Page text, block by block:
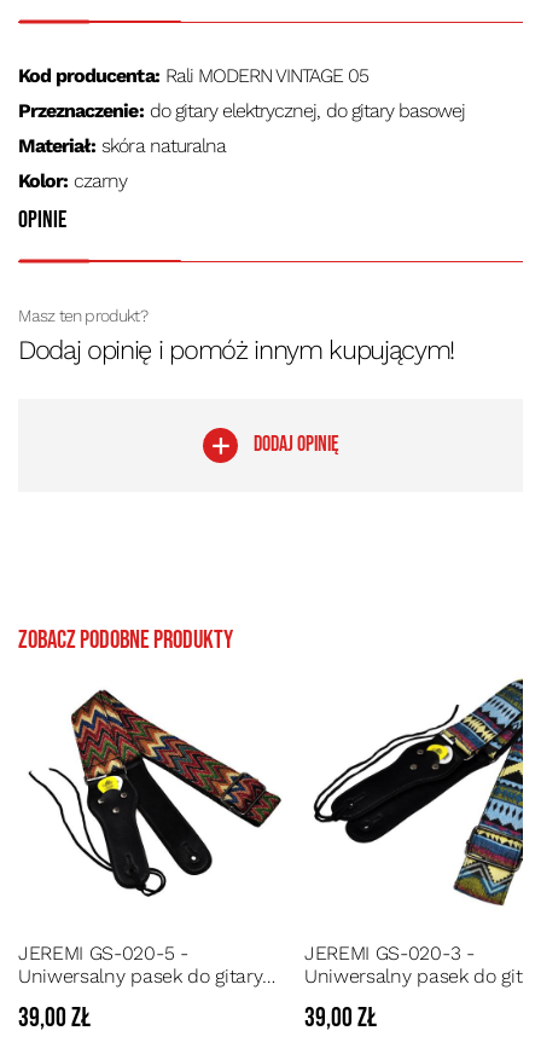
Opinie
Masz ten produkt?
Dodaj opinię i pomóż innym kupującym!
DODAJ OPINIĘ
Kod producenta: Rali MODERN VINTAGE 05
Przeznaczenie: do gitary elektrycznej, do gitary basowej
Materiał: skóra naturalna
Kolor: czarny
Zobacz podobne produkty
JEREMI GS-020-5 -
Uniwersalny pasek do gitary
basowej
39,00 zł
JEREMI GS-020-3 -
Uniwersalny pasek do
basowej
39,00 zł